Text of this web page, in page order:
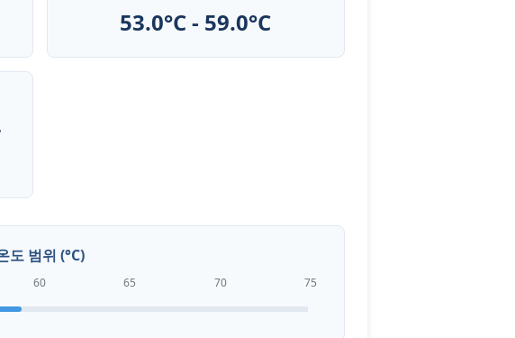
53.0°C - 59.0°C
도 범위 (°C)
60 65 70 75